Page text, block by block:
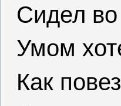
Сидел
Умом
Как